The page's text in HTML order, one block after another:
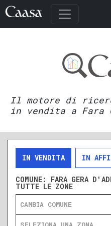
Il motore di
in vendita a Fara
IN VENDITA IN
COMUNE: FARA GERA
TUTTE LE ZONE
CAMBIA COMUNE